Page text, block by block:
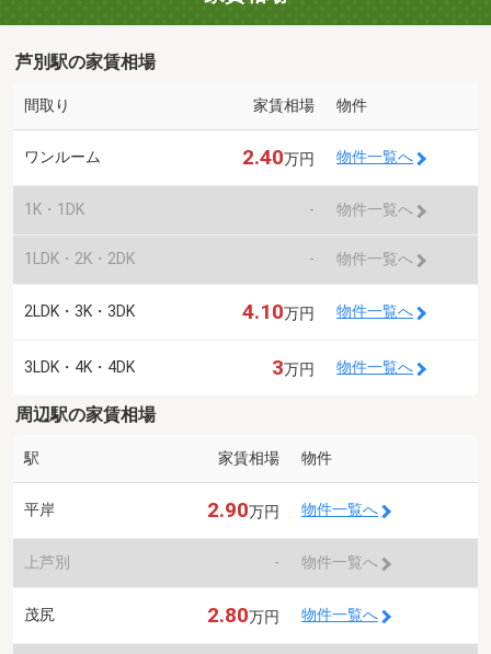
芦別駅の家賃相場
間取り 家賃相場 物件
ワンルーム 2.40万円 物件一覧へ
1K・1DK - 物件一覧へ
1LDK・2K・2DK - 物件一覧へ
2LDK・3K・3DK 4.10万円 物件一覧へ
3LDK・4K・4DK 3万円 物件一覧へ
周辺駅の家賃相場
駅 家賃相場 物件
平岸 2.90万円 物件一覧へ
上芦別 - 物件一覧へ
茂尻 2.80万円 物件一覧へ